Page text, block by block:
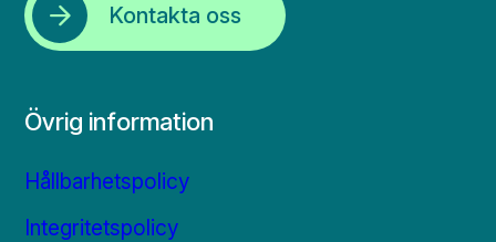
Kontakta oss
Övrig information
Hållbarhetspolicy
Integritetspolicy